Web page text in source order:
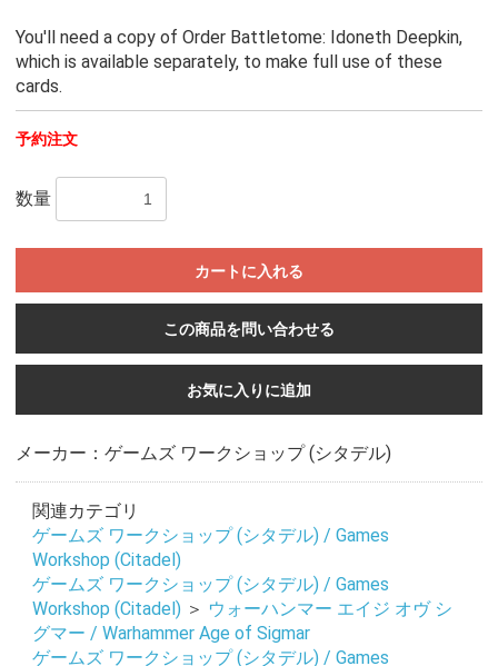
You'll need a copy of Order Battletome: Idoneth Deepkin,
which is available separately, to make full use of these
cards.
予約注文
数量
カートに入れる
この商品を問い合わせる
お気に入りに追加
メーカー：ゲームズ ワークショップ (シタデル)
関連カテゴリ
ゲームズ ワークショップ (シタデル) / Games
Workshop (Citadel)
ゲームズ ワークショップ (シタデル) / Games
Workshop (Citadel) ＞ ウォーハンマー エイジ オヴ シ
グマー / Warhammer Age of Sigmar
ゲームズ ワークショップ (シタデル) / Games